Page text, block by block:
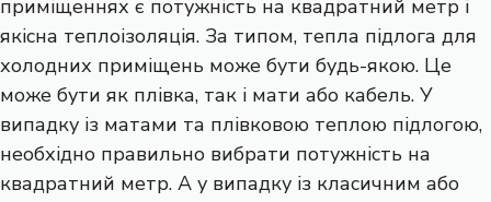
приміщеннях є потужність на квадратний метр і
якісна теплоізоляція. За типом, тепла підлога для
холодних приміщень може бути будь-якою. Це
може бути як плівка, так і мати або кабель. У
випадку із матами та плівковою теплою підлогою,
необхідно правильно вибрати потужність на
квадратний метр. А у випадку із класичним або